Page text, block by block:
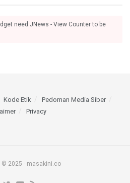
need JNews - View Counter to be
Kode Etik
Pedoman Media Siber
Privacy
© 2025 - masakini.co